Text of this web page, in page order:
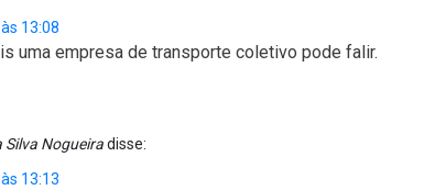
13:08
uma empresa de transporte coletivo pode falir.
Silva Nogueiradisse:
13:13